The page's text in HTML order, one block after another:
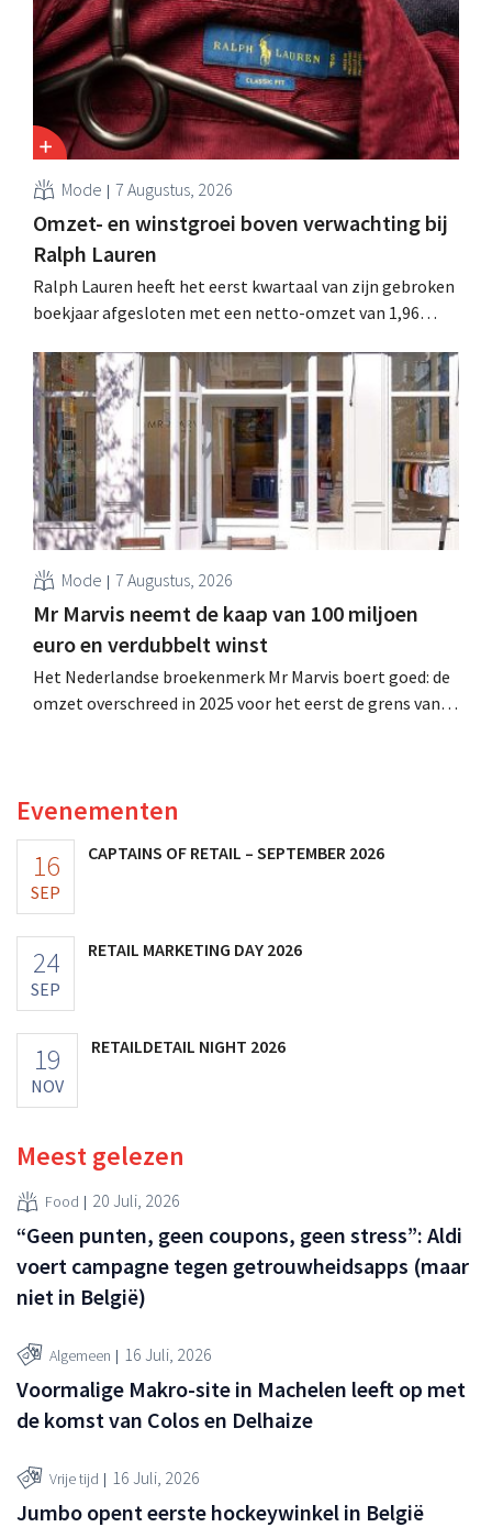
Mode 7 Augustus, 2026
Omzet- en winstgroei boven verwachting bij
Ralph Lauren
Ralph Lauren heeft het eerst kwartaal van zijn gebroken
boekjaar afgesloten met een netto-omzet van 1,96
is dan een jaar eerder. Na die beter dan verwachte start
verhoogt het bedrijf ook zijn vooruitzichten voor het
volledige boekjaar.
Mode 7 Augustus, 2026
Mr Marvis neemt de kaap van 100 miljoen
euro en verdubbelt winst
Het Nederlandse broekenmerk Mr Marvis boert goed: de
omzet overschreed in 2025 voor het eerst de grens van
Evenementen
16
SEP
CAPTAINS OF RETAIL – SEPTEMBER 2026
24
SEP
RETAIL MARKETING DAY 2026
19
NOV
RETAILDETAIL NIGHT 2026
Meest gelezen
Food 20 Juli, 2026
“Geen punten, geen coupons, geen stress”: Aldi
voert campagne tegen getrouwheidsapps (maar
niet in België)
Algemeen 16 Juli, 2026
Voormalige Makro-site in Machelen leeft op met
de komst van Colos en Delhaize
Vrije tijd 16 Juli, 2026
Jumbo opent eerste hockeywinkel in België